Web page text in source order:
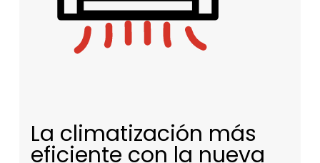
La climatización más
eficiente con la nueva